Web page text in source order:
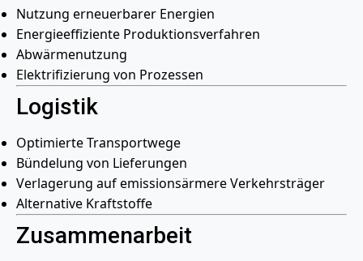
Nutzung erneuerbarer Energien
Energieeffiziente Produktionsverfahren
Abwärmenutzung
Elektrifizierung von Prozessen
Logistik
Optimierte Transportwege
Bündelung von Lieferungen
Verlagerung auf emissionsärmere Verkehrsträger
Alternative Kraftstoffe
Zusammenarbeit